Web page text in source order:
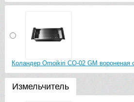
Коландер Omoikiri CO-02 GM вороненая
Измельчитель